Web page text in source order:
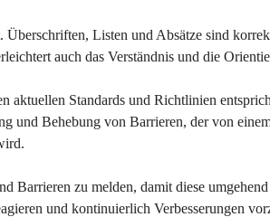
Listen und Absätze sind
auch das Verständnis und die
aktuellen Standards und Richtlinien
und Behebung von Barrieren, der von
Barrieren zu melden, damit diese
und kontinuierlich Verbesserungen